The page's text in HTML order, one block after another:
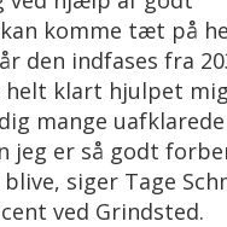
komme tæt på
den indfases fra
klart hjulpet
mange uafklarede
jeg er så godt
siger Tage
ved Grindsted.